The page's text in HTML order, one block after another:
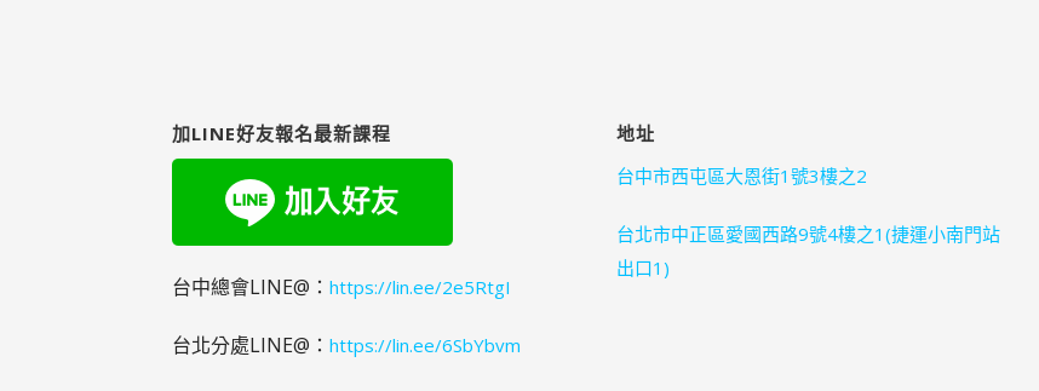
加LINE好友報名最新課程
台中總會LINE@： https://lin.ee/2e5RtgI
台北分處LINE@： https://lin.ee/6SbYbvm
地址
台中市西屯區大恩街1號3樓之2
台北市中正區愛國西路9號4樓之1(捷運小南門站
出口1)